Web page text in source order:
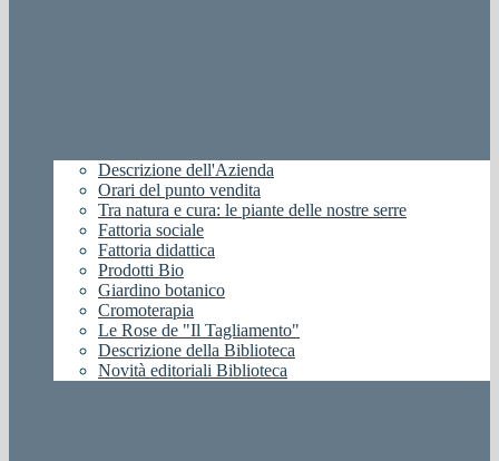
Descrizione dell'Azienda
Orari del punto vendita
Tra natura e cura: le piante delle nostre serre
Fattoria sociale
Fattoria didattica
Prodotti Bio
Giardino botanico
Cromoterapia
Le Rose de "Il Tagliamento"
Descrizione della Biblioteca
Novità editoriali Biblioteca